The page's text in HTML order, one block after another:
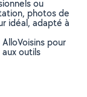
ou
photos de
idéal, adapté à
pour
outils